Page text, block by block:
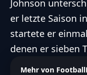
Johnson
er letzte Saison
startete er
denen er sieben
Mehr von